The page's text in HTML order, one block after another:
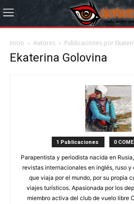
Inicio Autores Publicaciones por
Ekaterina Golovina
1 Publicaciones 0
Parapentista y periodista nacida en
revistas internacionales en inglés, ruso y
que viaja por el mundo, por su propia
viajes turísticos. Apasionada por los
miembro activa del club de vuelo libre